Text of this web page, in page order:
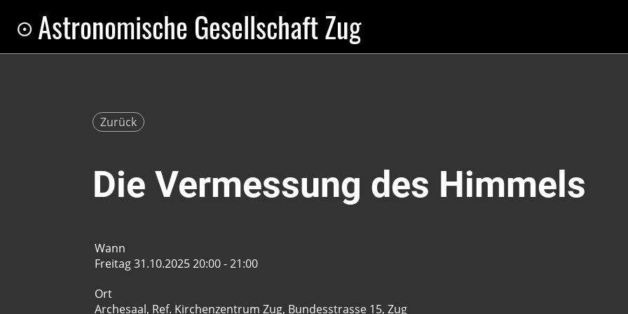
Astronomische Gesellschaft Zug
Zurück
Die Vermessung des Himmels
Wann
Freitag 31.10.2025 20:00 - 21:00
Ort
Archesaal, Ref. Kirchenzentrum Zug, Bundesstrasse 15, Zug